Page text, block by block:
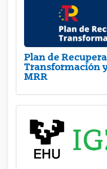
Plan de
Transformación
MRR